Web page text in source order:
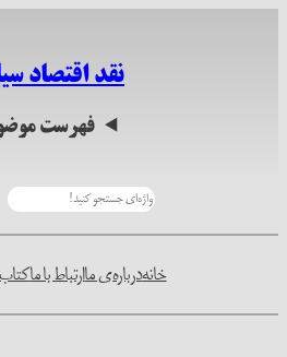
نقد اقتصاد
فهرست
خانهدرباره‌ی ماارتباط با ما